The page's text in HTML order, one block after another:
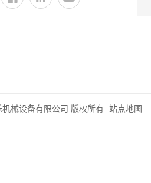
械设备有限公司 版权所有 站点地图